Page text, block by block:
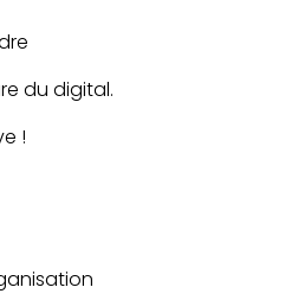
du digital.
!